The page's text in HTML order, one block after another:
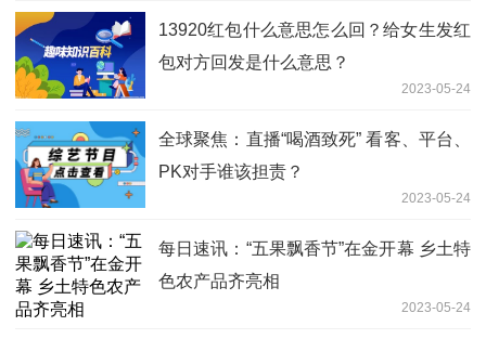
13920红包什么意思怎么回？给女生发红
包对方回发是什么意思？
2023-05-24
全球聚焦：直播“喝酒致死” 看客、平台、
PK对手谁该担责？
2023-05-24
每日速讯：“五果飘香节”在金开幕 乡土特
色农产品齐亮相
2023-05-24